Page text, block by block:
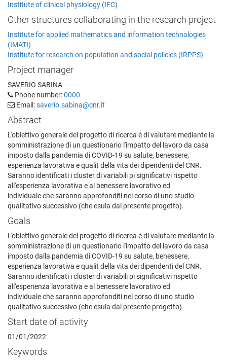
Institute of clinical physiology (IFC)
Other structures collaborating in the research project
Institute for applied mathematics and information technologies
(IMATI)
Institute for research on population and social policies (IRPPS)
Project manager
SAVERIO SABINA
Phone number:0000
Email:saverio.sabina@cnr.it
Abstract
L'obiettivo generale del progetto di ricerca è di valutare mediante la
somministrazione di un questionario l'impatto del lavoro da casa
imposto dalla pandemia di COVID-19 su salute, benessere,
esperienza lavorativa e qualit della vita dei dipendenti del CNR.
Saranno identificati i cluster di variabili pi significativi rispetto
all'esperienza lavorativa e al benessere lavorativo ed
individuale che saranno approfonditi nel corso di uno studio
qualitativo successivo (che esula dal presente progetto).
Goals
L'obiettivo generale del progetto di ricerca è di valutare mediante la
somministrazione di un questionario l'impatto del lavoro da casa
imposto dalla pandemia di COVID-19 su salute, benessere,
esperienza lavorativa e qualit della vita dei dipendenti del CNR.
Saranno identificati i cluster di variabili pi significativi rispetto
all'esperienza lavorativa e al benessere lavorativo ed
individuale che saranno approfonditi nel corso di uno studio
qualitativo successivo (che esula dal presente progetto).
Start date of activity
01/01/2022
Keywords